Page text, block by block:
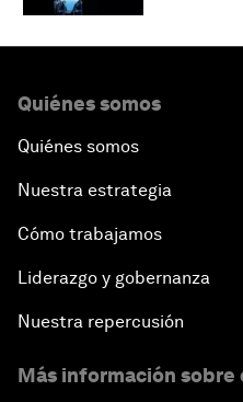
Quiénes somos
Quiénes somos
Nuestra estrategia
Cómo trabajamos
Liderazgo y gobernanza
Nuestra repercusión
Más información sobre